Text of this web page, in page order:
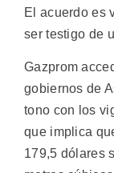
El acuerdo es
ser testigo de
Gazprom
gobiernos de
tono con los
que implica
179,5 dólares